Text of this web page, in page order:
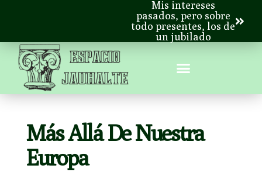
Mis intereses
pasados, pero sobre
todo presentes, los de
un jubilado
Más Allá De Nuestra
Europa